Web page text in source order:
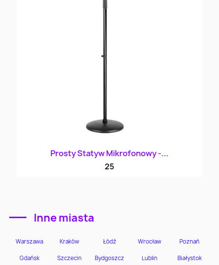
Prosty Statyw Mikrofonowy -...
25
Inne miasta